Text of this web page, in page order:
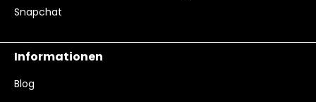
Snapchat
Informationen
Blog